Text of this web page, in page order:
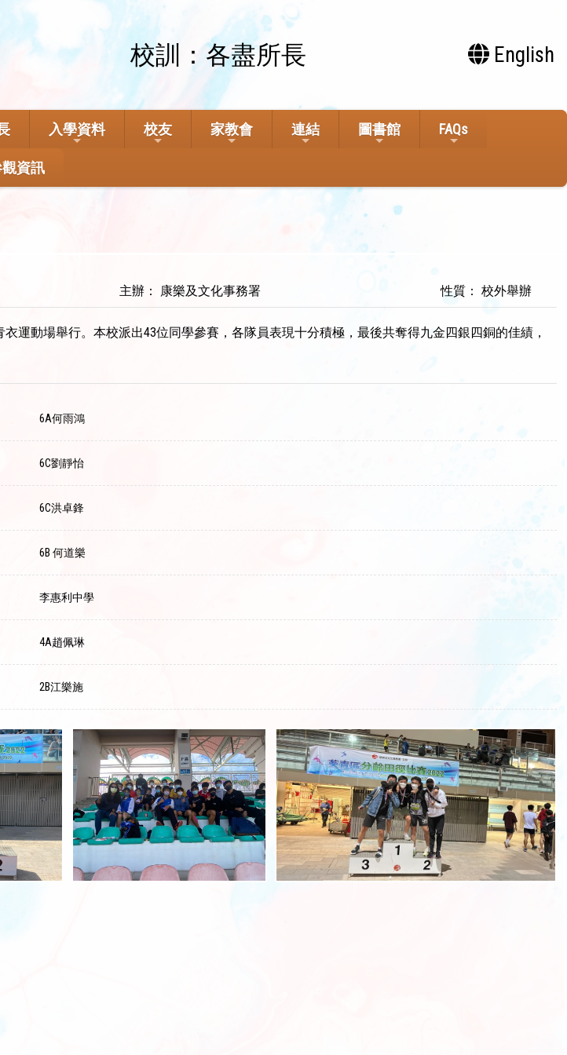
校訓：各盡所長 English
入學資料 校友 家教會 連結 圖書館 FAQs
資訊
主辦： 康樂及文化事務署 性質： 校外舉辦
運動場舉行。本校派出43位同學參賽，各隊員表現十分積極，最後共奪得九金四銀四銅的佳績，
6A何雨鴻
6C劉靜怡
6C洪卓鋒
6B 何道樂
李惠利中學
4A趙佩琳
2B江樂施